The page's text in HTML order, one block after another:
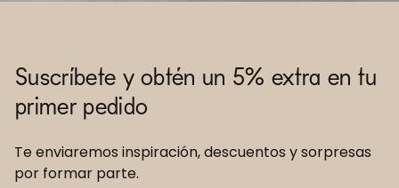
Suscríbete y obtén un 5% extra en tu
primer pedido
Te enviaremos inspiración, descuentos y sorpresas
por formar parte.